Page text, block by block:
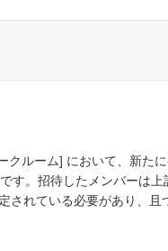
クルーム] において、新た
。招待したメンバーは上
されている必要があり、且